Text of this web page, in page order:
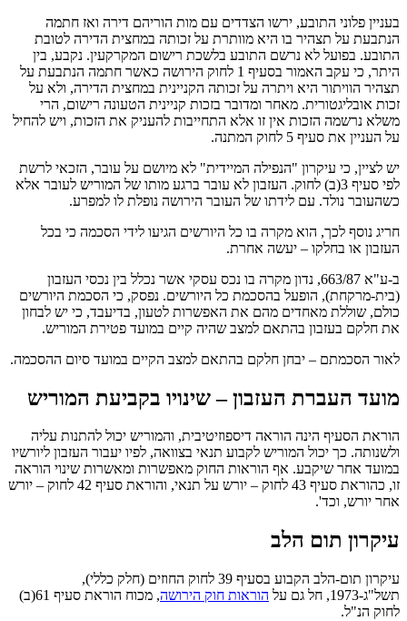
בעניין פלוני התובע, ירשו הצדדים עם מות הוריהם דירה ואז חתמה
הנתבעת על תצהיר בו היא מוותרת על זכותה במחצית הדירה לטובת
התובע. בפועל לא נרשם התובע בלשכת רישום המקרקעין. נקבע, בין
היתר, כי עקב האמור בסעיף 1 לחוק הירושה כאשר חתמה הנתבעת על
תצהיר הוויתור היא ויתרה על זכותה הקניינית במחצית הדירה, ולא על
זכות אובליגטורית. מאחר ומדובר בזכות קניינית הטעונה רישום, הרי
משלא נרשמה הזכות אין זו אלא התחייבות להעניק את הזכות, ויש להחיל
על העניין את סעיף 5 לחוק המתנה.
יש לציין, כי עיקרון "הנפילה המיידית" לא מיושם על עובר, הזכאי לרשת
לפי סעיף 3(ב) לחוק. העזבון לא עובר ברגע מותו של המוריש לעובר אלא
כשהעובר נולד. עם לידתו של העובר הירושה נופלת לו למפרע.
חריג נוסף לכך, הוא מקרה בו כל היורשים הגיעו לידי הסכמה כי בכל
העזבון או בחלקו – יעשה אחרת.
ב-ע"א 663/87, נדון מקרה בו נכס עסקי אשר נכלל בין נכסי העזבון
(בית-מרקחת), הופעל בהסכמת כל היורשים. נפסק, כי הסכמת היורשים
כולם, שוללת מאחדים מהם את האפשרות לטעון, בדיעבד, כי יש לבחון
את חלקם בעזבון בהתאם למצב שהיה קיים במועד פטירת המוריש.
לאור הסכמתם – יבחן חלקם בהתאם למצב הקיים במועד סיום ההסכמה.
מועד העברת העזבון – שינויו בקביעת המוריש
הוראת הסעיף הינה הוראה דיספוזיטיבית, והמוריש יכול להתנות עליה
ולשנותה. כך יכול המוריש לקבוע תנאי בצוואה, לפיו יעבור העזבון ליורשיו
במועד אחר שיקבע. אף הוראות החוק מאפשרות ומאשרות שינוי הוראה
זו, כהוראת סעיף 43 לחוק – יורש על תנאי, והוראת סעיף 42 לחוק – יורש
אחר יורש, וכד'.
עיקרון תום הלב
עיקרון תום-הלב הקבוע בסעיף 39 לחוק החוזים (חלק כללי),
תשל"ג-1973, חל גם על
הוראות חוק הירושה
, מכוח הוראת סעיף 61(ב)
לחוק הנ"ל.